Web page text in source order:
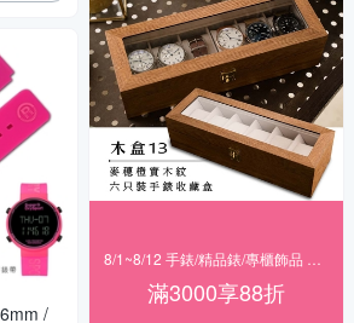
/
滿3000享88折